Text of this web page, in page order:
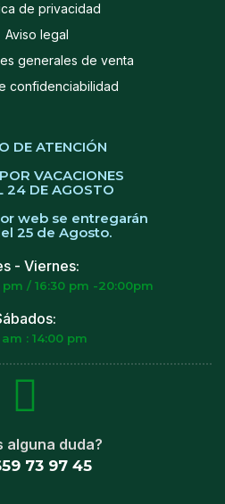
de privacidad
Aviso legal
generales de venta
confidenciabilidad
DE ATENCIÓN
VACACIONES
24 DE AGOSTO
web se entregarán
25 de Agosto.
- Viernes:
pm / 16:30 pm -20:00pm
: 14:00 pm
alguna duda?
73 97 45